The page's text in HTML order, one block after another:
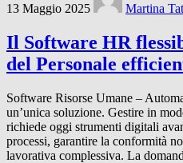
13 Maggio 2025 Martina
Il Software HR
del Personale
Software Risorse Umane –
un’unica soluzione. Gestire in
richiede oggi strumenti digitali
processi, garantire la conformità
lavorativa complessiva. La